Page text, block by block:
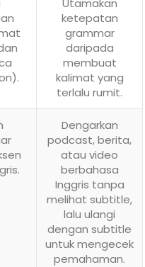
ketepatan
grammar
daripada
membuat
kalimat yang
terlalu rumit.
Dengarkan
podcast, berita,
atau video
berbahasa
Inggris tanpa
melihat subtitle,
lalu ulangi
dengan subtitle
untuk mengecek
pemahaman.